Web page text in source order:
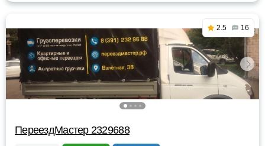
2.5 16
ПереездМастер 2329688